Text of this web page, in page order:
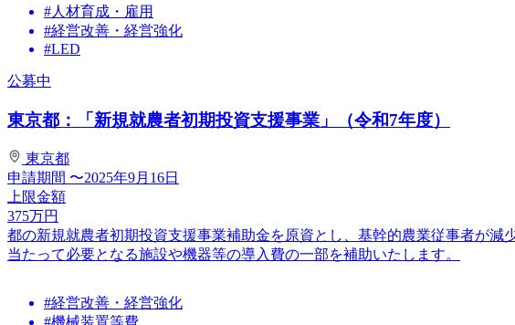
#人材育成・雇用
#経営改善・経営強化
#LED
公募中
東京都：「新規就農者初期投資支援事業」（令和7年度）
東京都
申請期間 〜2025年9月16日
上限金額
375万円
都の新規就農者初期投資支援事業補助金を原資とし、基幹的農業従事者が
当たって必要となる施設や機器等の導入費の一部を補助いたします。
#経営改善・経営強化